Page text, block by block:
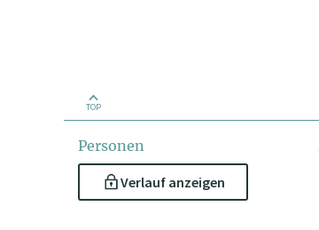
TOP
Personen
Verlauf anzeigen